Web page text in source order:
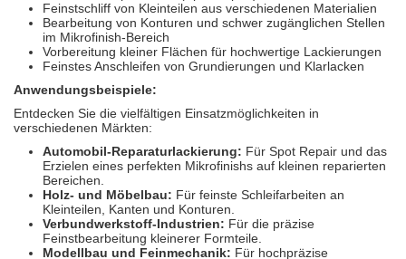
Feinstschliff von Kleinteilen aus verschiedenen Materialien
Bearbeitung von Konturen und schwer zugänglichen Stellen
im Mikrofinish-Bereich
Vorbereitung kleiner Flächen für hochwertige Lackierungen
Feinstes Anschleifen von Grundierungen und Klarlacken
Anwendungsbeispiele:
Entdecken Sie die vielfältigen Einsatzmöglichkeiten in
verschiedenen Märkten:
Automobil-Reparaturlackierung: Für Spot Repair und das
Erzielen eines perfekten Mikrofinishs auf kleinen reparierten
Bereichen.
Holz- und Möbelbau: Für feinste Schleifarbeiten an
Kleinteilen, Kanten und Konturen.
Verbundwerkstoff-Industrien: Für die präzise
Feinstbearbeitung kleinerer Formteile.
Modellbau und Feinmechanik: Für hochpräzise